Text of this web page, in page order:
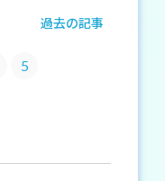
5
過去の記事